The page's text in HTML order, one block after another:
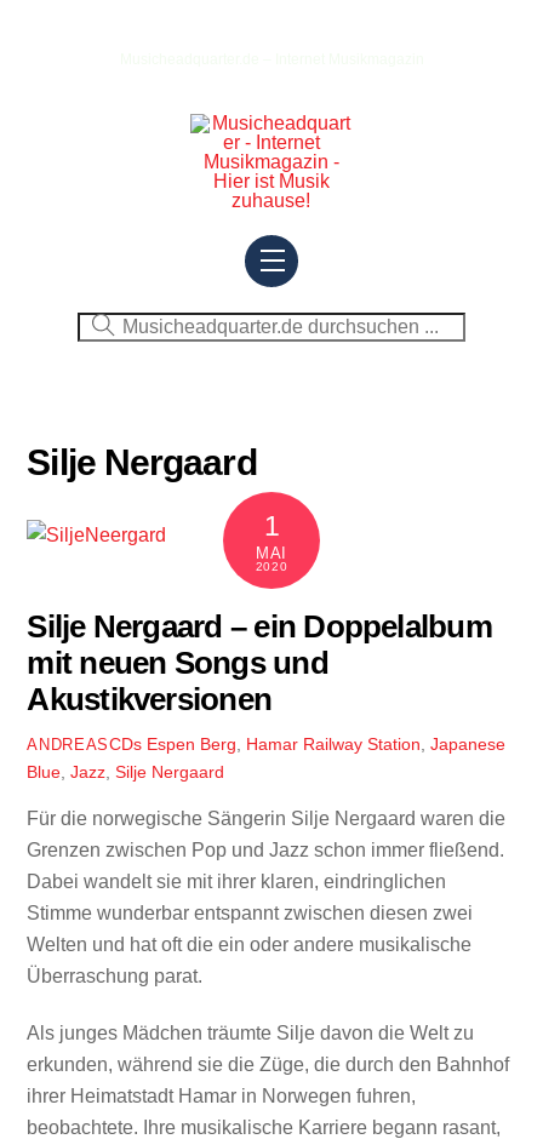
Menu
Silje Nergaard
1
MAI
2020
Silje Nergaard – ein Doppelalbum
mit neuen Songs und
Akustikversionen
ANDREASCDs Espen Berg Hamar Railway Station Japanese
Blue ,Jazz ,Silje Nergaard
Für die norwegische Sängerin Silje Nergaard waren die
Grenzen zwischen Pop und Jazz schon immer fließend.
Dabei wandelt sie mit ihrer klaren, eindringlichen
Stimme wunderbar entspannt zwischen diesen zwei
Welten und hat oft die ein oder andere musikalische
Überraschung parat.
Als junges Mädchen träumte Silje davon die Welt zu
erkunden, während sie die Züge, die durch den Bahnhof
ihrer Heimatstadt Hamar in Norwegen fuhren,
beobachtete. Ihre musikalische Karriere begann rasant,